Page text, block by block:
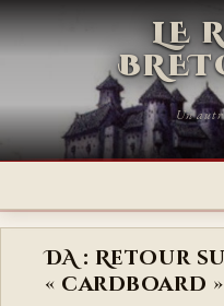
LE
Un
DA : Retour
« cardboard